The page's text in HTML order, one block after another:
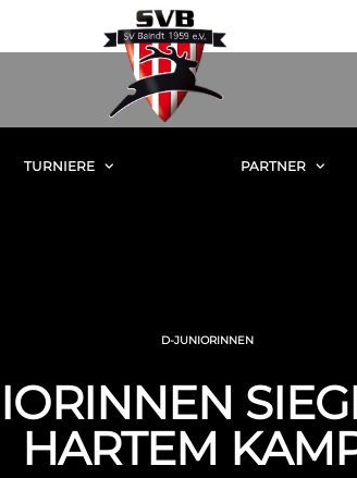
TURNIERE PARTNER
D-JUNIORINNEN
HARTEM